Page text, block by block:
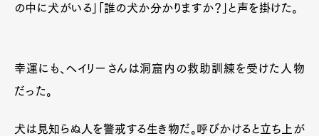
の中に犬がいる」「誰の犬か分かりますか？」と声を掛けた。
幸運にも、ヘイリーさんは洞窟内の救助訓練を受けた人物
だった。
犬は見知らぬ人を警戒する生き物だ。呼びかけると立ち上が